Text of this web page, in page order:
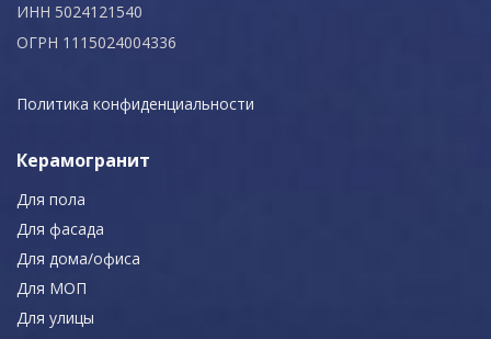
ИНН 5024121540
ОГРН 1115024004336
Политика конфиденциальности
Керамогранит
Для пола
Для фасада
Для дома/офиса
Для МОП
Для улицы